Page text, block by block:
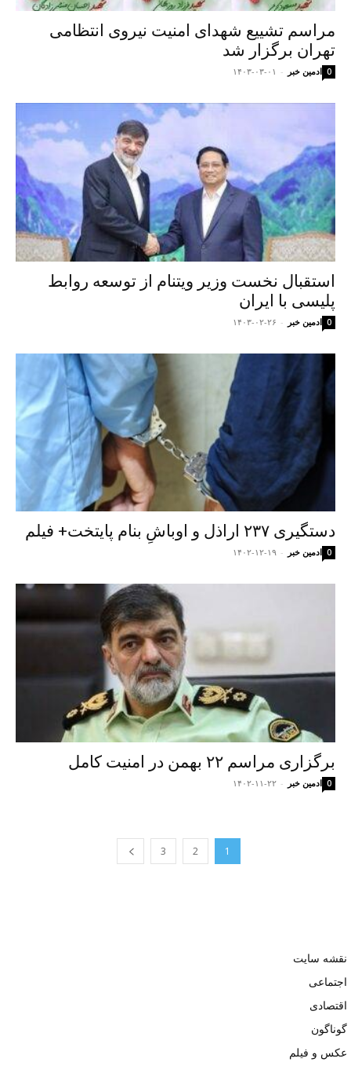
مراسم تشییع شهدای امنیت نیروی انتظامی
تهران برگزار شد
ادمین خبر - ۱۴۰۳-۰۳-۰۱ 0
استقبال نخست وزیر ویتنام از توسعه روابط
پلیسی با ایران
ادمین خبر - ۱۴۰۳-۰۲-۲۶ 0
دستگیری ۲۳۷ اراذل و اوباشِ بنام پایتخت+ فیلم
ادمین خبر - ۱۴۰۲-۱۲-۱۹ 0
برگزاری مراسم ۲۲ بهمن در امنیت کامل
ادمین خبر - ۱۴۰۲-۱۱-۲۲ 0
1
2
3
نقشه سایت
اجتماعی
اقتصادی
گوناگون
عکس و فیلم